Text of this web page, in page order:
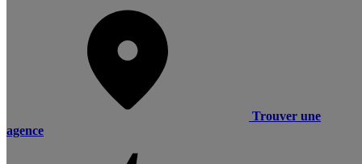
Trouver une
agence